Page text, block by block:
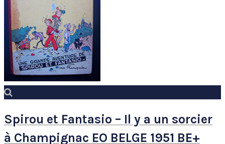
Spirou et Fantasio – Il y a un sorcier
à Champignac EO BELGE 1951 BE+